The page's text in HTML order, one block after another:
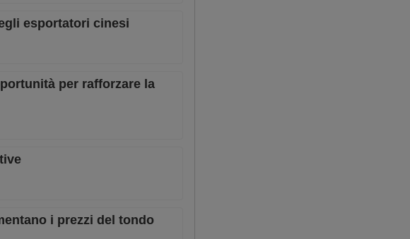
esportatori cinesi
per rafforzare la
i prezzi del tondo